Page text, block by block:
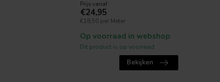
Prijs vanaf
€24,95
€18,50 per Meter
Op voorraad in webshop
Dit product is op voorraad.
Bekijken